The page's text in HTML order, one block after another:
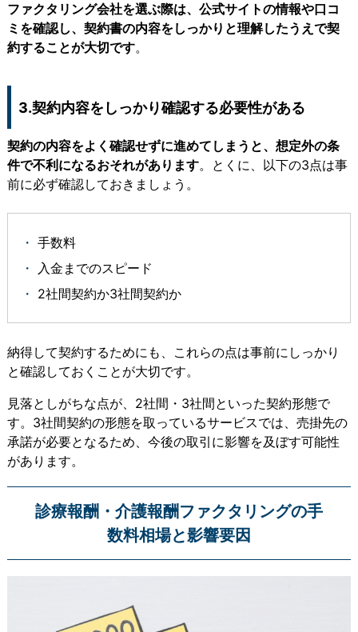
ファクタリング会社を選ぶ際は、公式サイトの情報や口コ
ミを確認し、契約書の内容をしっかりと理解したうえで契
約することが大切です。
3.契約内容をしっかり確認する必要性がある
契約の内容をよく確認せずに進めてしまうと、想定外の条
件で不利になるおそれがあります。とくに、以下の3点は事
前に必ず確認しておきましょう。
手数料
入金までのスピード
2社間契約か3社間契約か
納得して契約するためにも、これらの点は事前にしっかり
と確認しておくことが大切です。
見落としがちな点が、2社間・3社間といった契約形態で
す。3社間契約の形態を取っているサービスでは、売掛先の
承諾が必要となるため、今後の取引に影響を及ぼす可能性
があります。
診療報酬・介護報酬ファクタリングの手
数料相場と影響要因